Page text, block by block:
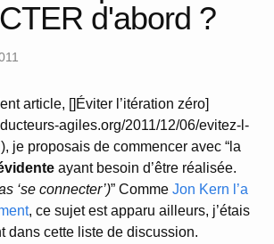
d'abord ?
article, []Éviter l’itération zéro]
agiles.org/2011/12/06/evitez-l-
je proposais de commencer avec “la
ayant besoin d’être réalisée.
‘se connecter’)” Comme Jon Kern l’a
, ce sujet est apparu ailleurs, j’étais
dans cette liste de discussion.